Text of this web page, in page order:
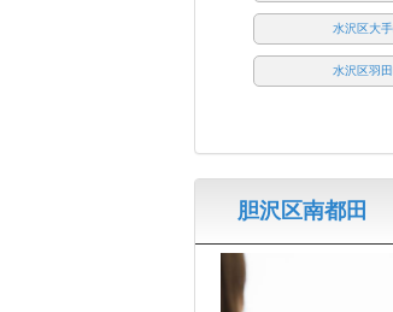
水沢区大手
水沢区羽田
胆沢区南都田